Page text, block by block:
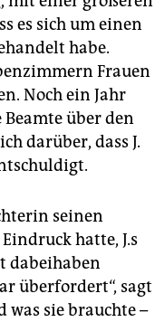
es sich um einen
habe.
Frauen
Noch ein Jahr
über den
darüber, dass J.
seinen
hatte, J.s
dabeihaben
überfordert“, sagt
was sie brauchte –